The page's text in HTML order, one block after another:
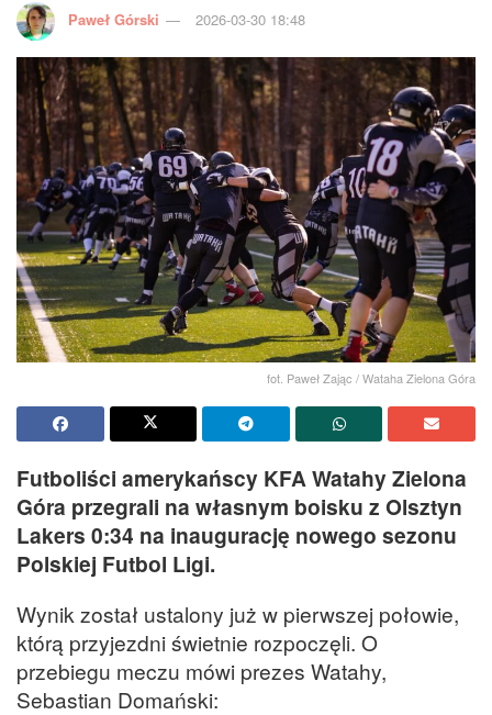
Paweł Górski 2026-03-30 18:48
fot. Paweł Zając / Wataha Zielona Góra
Futboliści amerykańscy KFA Watahy Zielona
Góra przegrali na własnym boisku z Olsztyn
Lakers 0:34 na inaugurację nowego sezonu
Polskiej Futbol Ligi.
Wynik został ustalony już w pierwszej połowie,
którą przyjezdni świetnie rozpoczęli. O
przebiegu meczu mówi prezes Watahy,
Sebastian Domański: